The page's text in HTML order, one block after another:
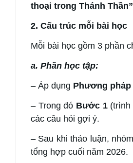
thoại trong Thánh Thần”
2. Cấu trúc mỗi bài học
Mỗi bài học gồm 3 phần
a. Phần học tập:
– Áp dụng Phương
– Trong đó Bước 1(trình
các câu hỏi gợi ý.
– Sau khi thảo luận,
tổng hợp cuối năm 2026.